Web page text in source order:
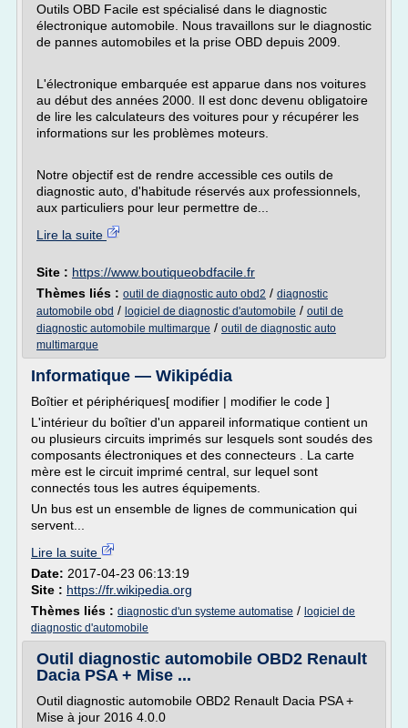
Outils OBD Facile est spécialisé dans le diagnostic
électronique automobile. Nous travaillons sur le diagnostic
de pannes automobiles et la prise OBD depuis 2009.
L'électronique embarquée est apparue dans nos voitures
au début des années 2000. Il est donc devenu obligatoire
de lire les calculateurs des voitures pour y récupérer les
informations sur les problèmes moteurs.
Notre objectif est de rendre accessible ces outils de
diagnostic auto, d'habitude réservés aux professionnels,
aux particuliers pour leur permettre de...
Lire la suite
Site : https://www.boutiqueobdfacile.fr
Thèmes liés : outil de diagnostic auto obd2 / diagnostic
automobile obd / logiciel de diagnostic d'automobile / outil de
diagnostic automobile multimarque / outil de diagnostic auto
multimarque
Informatique — Wikipédia
Boîtier et périphériques[ modifier | modifier le code ]
L'intérieur du boîtier d'un appareil informatique contient un
ou plusieurs circuits imprimés sur lesquels sont soudés des
composants électroniques et des connecteurs . La carte
mère est le circuit imprimé central, sur lequel sont
connectés tous les autres équipements.
Un bus est un ensemble de lignes de communication qui
servent...
Lire la suite
Date: 2017-04-23 06:13:19
Site : https://fr.wikipedia.org
Thèmes liés : diagnostic d'un systeme automatise / logiciel de
diagnostic d'automobile
Outil diagnostic automobile OBD2 Renault
Dacia PSA + Mise ...
Outil diagnostic automobile OBD2 Renault Dacia PSA +
Mise à jour 2016 4.0.0